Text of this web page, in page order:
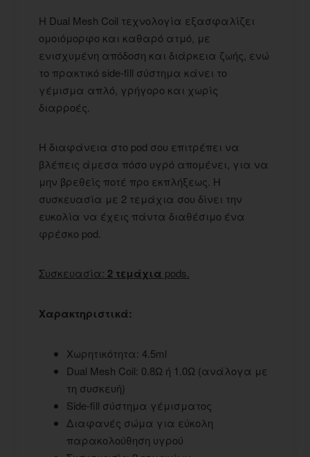
Η Dual Mesh Coil τεχνολογία εξασφαλίζει
ομοιόμορφο και καθαρό ατμό, με
ενισχυμένη απόδοση και διάρκεια ζωής, ενώ
το πρακτικό side-fill σύστημα κάνει το
γέμισμα απλό, γρήγορο και χωρίς
διαρροές.
Η διαφάνεια στο pod σου επιτρέπει να
βλέπεις άμεσα πόσο υγρό απομένει, για να
μην βρεθείς ποτέ προ εκπλήξεως. Η
συσκευασία με 2 τεμάχια σου δίνει την
ευκολία να έχεις πάντα διαθέσιμο ένα
φρέσκο pod.
Συσκευασία: 2 τεμάχια pods.
Χαρακτηριστικά:
Χωρητικότητα: 4.5ml
Dual Mesh Coil: 0.8Ω ή 1.0Ω (ανάλογα με
τη συσκευή)
Side-fill σύστημα γέμισματος
Διαφανές σώμα για εύκολη
παρακολούθηση υγρού